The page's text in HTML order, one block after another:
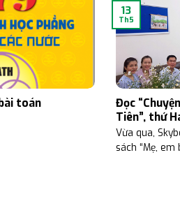
toán
Đọc
Tiên”, thứ
Vừa qua,
sách “Mẹ, em
13
Th5